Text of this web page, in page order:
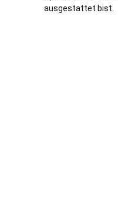
ausgestattet bist.